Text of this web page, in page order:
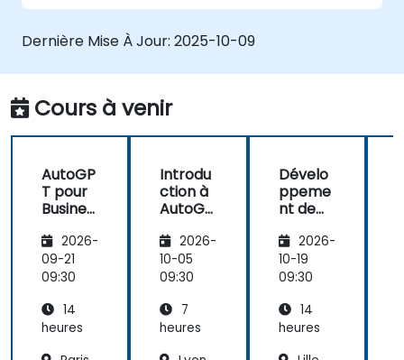
IA.
Reconnaître les avantages et limitations
Assurer une utilisation responsable et
éthique de l'automatisation pilotée par IA.
Dernière Mise À Jour: 2025-10-09
Cours à venir
AutoGP
T pour
Busines
Automa
tion
2026-
09-21
09:30
14
heures
Introdu
ction à
AutoGP
Concep
tion
d'agent
autono
mes
2026-
10-05
09:30
7
heures
Dévelo
ppeme
nt de
Travail
IA avec
AutoGP
2026-
10-19
09:30
14
heures